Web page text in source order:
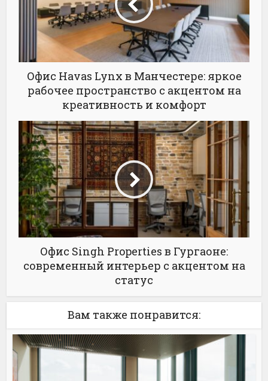
Офис Havas Lynx в Манчестере: яркое
рабочее пространство с акцентом на
креативность и комфорт
Офис Singh Properties в Гургаоне:
современный интерьер с акцентом на
статус
Вам также понравится: